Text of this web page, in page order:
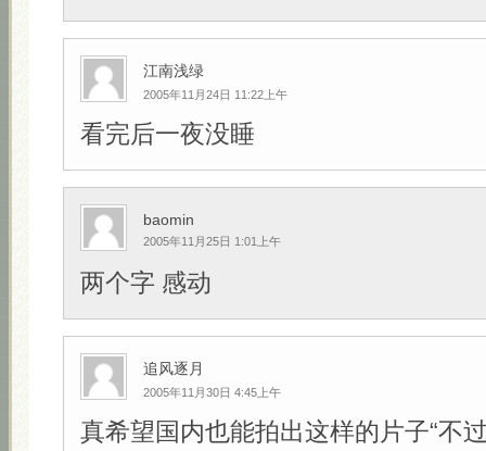
江南浅绿
2005年11月24日 11:22上午
看完后一夜没睡
baomin
2005年11月25日 1:01上午
两个字 感动
追风逐月
2005年11月30日 4:45上午
真希望国内也能拍出这样的片子“不